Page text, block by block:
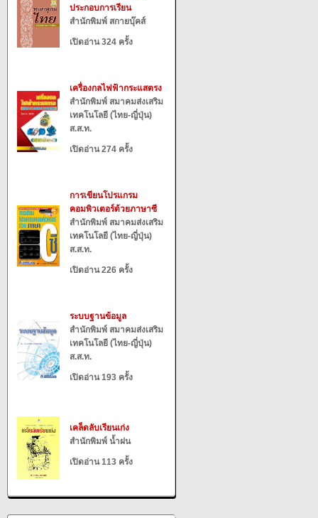
ประกอบการเรียน
สำนักพิมพ์ สกายบุ๊คส์
เปิดอ่าน 324 ครั้ง
เครื่องกลไฟฟ้ากระแสตรง
สำนักพิมพ์ สมาคมส่งเสริม
เทคโนโลยี (ไทย-ญี่ปุ่น)
ส.ส.ท.
เปิดอ่าน 274 ครั้ง
การเขียนโปรแกรม
คอมพิวเตอร์ด้วยภาษาซี
สำนักพิมพ์ สมาคมส่งเสริม
เทคโนโลยี (ไทย-ญี่ปุ่น)
ส.ส.ท.
เปิดอ่าน 226 ครั้ง
ระบบฐานข้อมูล
สำนักพิมพ์ สมาคมส่งเสริม
เทคโนโลยี (ไทย-ญี่ปุ่น)
ส.ส.ท.
เปิดอ่าน 193 ครั้ง
เคล็ดลับเรียนเก่ง
สำนักพิมพ์ น้ำฝน
เปิดอ่าน 113 ครั้ง